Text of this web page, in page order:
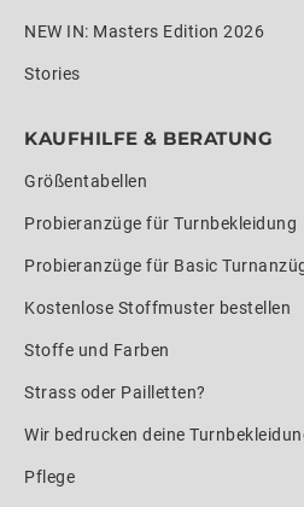
NEW IN: Masters Edition 2026
Stories
KAUFHILFE & BERATUNG
Größentabellen
Probieranzüge für Turnbekleidung
Probieranzüge für Basic
Kostenlose Stoffmuster bestellen
Stoffe und Farben
Strass oder Pailletten?
Wir bedrucken deine
Pflege